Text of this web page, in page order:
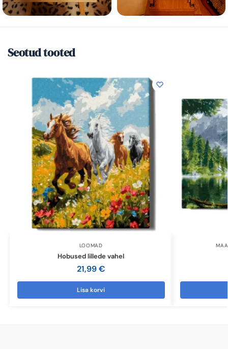
Seotud tooted
LOOMAD
Hobused lillede vahel
21,99€
Lisa korvi